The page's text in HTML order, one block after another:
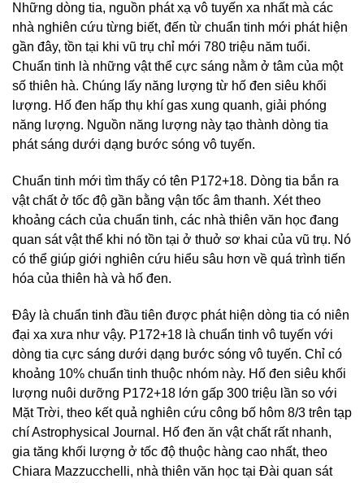
Những dòng tia, nguồn phát xạ vô tuyến xa nhất mà các
nhà nghiên cứu từng biết, đến từ chuẩn tinh mới phát hiện
gần đây, tồn tại khi vũ trụ chỉ mới 780 triệu năm tuổi.
Chuẩn tinh là những vật thể cực sáng nằm ở tâm của một
số thiên hà. Chúng lấy năng lượng từ hố đen siêu khối
lượng. Hố đen hấp thụ khí gas xung quanh, giải phóng
năng lượng. Nguồn năng lượng này tạo thành dòng tia
phát sáng dưới dạng bước sóng vô tuyến.
Chuẩn tinh mới tìm thấy có tên P172+18. Dòng tia bắn ra
vật chất ở tốc độ gần bằng vận tốc âm thanh. Xét theo
khoảng cách của chuẩn tinh, các nhà thiên văn học đang
quan sát vật thể khi nó tồn tại ở thuở sơ khai của vũ trụ. Nó
có thể giúp giới nghiên cứu hiểu sâu hơn về quá trình tiến
hóa của thiên hà và hố đen.
Đây là chuẩn tinh đầu tiên được phát hiện dòng tia có niên
đại xa xưa như vậy. P172+18 là chuẩn tinh vô tuyến với
dòng tia cực sáng dưới dạng bước sóng vô tuyến. Chỉ có
khoảng 10% chuẩn tinh thuộc nhóm này. Hố đen siêu khối
lượng nuôi dưỡng P172+18 lớn gấp 300 triệu lần so với
Mặt Trời, theo kết quả nghiên cứu công bố hôm 8/3 trên tạp
chí Astrophysical Journal. Hố đen ăn vật chất rất nhanh,
gia tăng khối lượng ở tốc độ thuộc hàng cao nhất, theo
Chiara Mazzucchelli, nhà thiên văn học tại Đài quan sát